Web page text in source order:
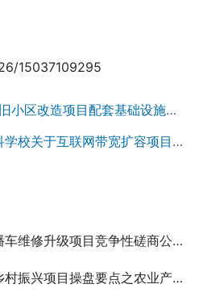
15037109295
础设施建设项目（小区红线内）招标公告（不见面开标）
关于互联网带宽扩容项目-成交公告￼
修升级项目竞争性磋商公告￼￼
之农业产业园篇——走进西姜寨爱思嘉现代农业产业园